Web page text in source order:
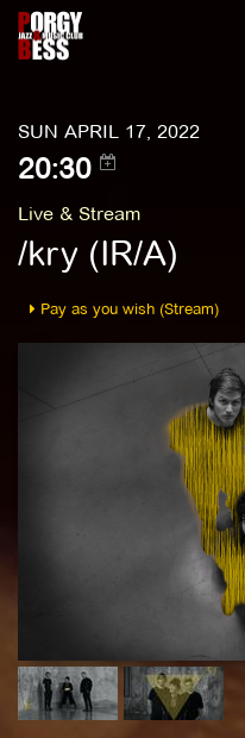
SUN APRIL 17, 2022
20:30
Live & Stream
/kry (IR/A)
Pay as you wish (Stream)